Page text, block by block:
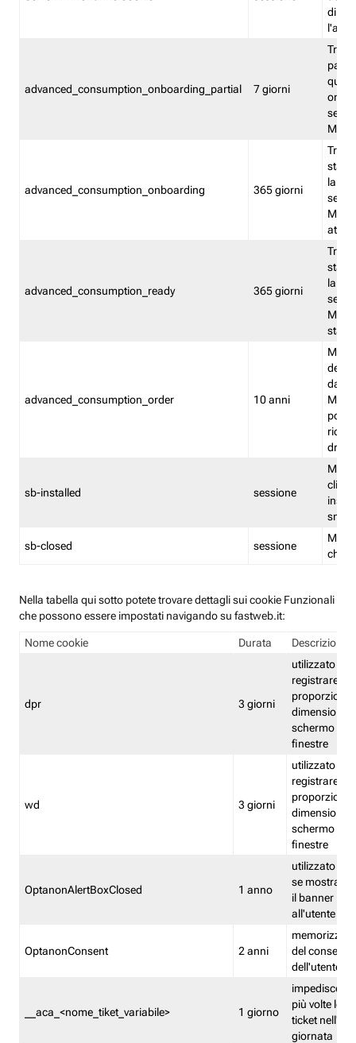
advanced_consumption_onboarding_partial 7 giorni
advanced_consumption_onboarding 365 giorni
stata
la
advanced_consumption_ready 365 giorni
stata
la
stato
advanced_consumption_order 10 anni
delle
sb-installed sessione
sb-closed sessione
Nella tabella qui sotto potete trovare dettagli sui cookie Funzionali
che possono essere impostati navigando su fastweb.it:
Nome cookie Durata Descrizione
dpr 3 giorni
utilizzato per
registrare le
proporzioni
dimensioni
schermo e
finestre
wd 3 giorni
utilizzato per
registrare le
proporzioni
dimensioni
schermo e
finestre
OptanonAlertBoxClosed 1 anno
utilizzato per
se mostrare
il banner
all'utente
OptanonConsent 2 anni
memorizza
del
dell'utente
__aca_<nome_tiket_variabile> 1 giorno
impedisce di
più volte lo
ticket
giornata